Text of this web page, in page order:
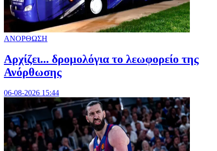
ΑΝΟΡΘΩΣΗ
Αρχίζει... δρομολόγια το λεωφορείο της
Ανόρθωσης
06-08-2026 15:44